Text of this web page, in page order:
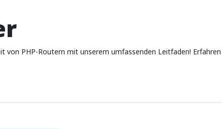
von PHP-Routern mit unserem umfassenden Leitfaden!